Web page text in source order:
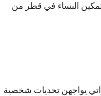
تمكين النساء في قطر من
سنة فما فوق، خاصة اللواتي يواجهن تحديات شخصية